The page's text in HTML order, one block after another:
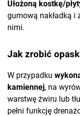
Ułożoną kostkę/
gumową nakładką i
nimi.
Jak zrobić
W przypadku
kamiennej, na
warstwę żwiru lub
pełni funkcję